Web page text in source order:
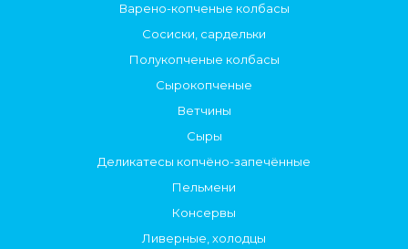
Варено-копченые колбасы
Сосиски, сардельки
Полукопченые колбасы
Сырокопченые
Ветчины
Сыры
Деликатесы копчёно-запечённые
Пельмени
Консервы
Ливерные, холодцы